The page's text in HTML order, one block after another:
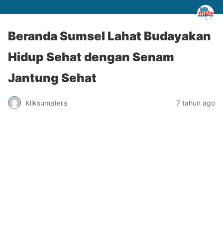
Beranda Sumsel Lahat Budayakan
Hidup Sehat dengan Senam
Jantung Sehat
kliksumatera 7 tahun ago